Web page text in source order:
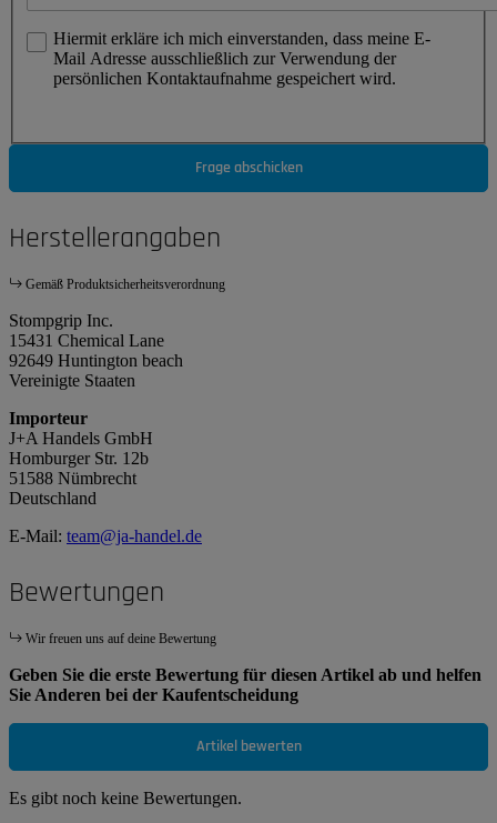
Hiermit erkläre ich mich einverstanden, dass meine E-
Mail Adresse ausschließlich zur Verwendung der
persönlichen Kontaktaufnahme gespeichert wird.
Frage abschicken
Herstellerangaben
Gemäß Produktsicherheitsverordnung
Stompgrip Inc.
15431 Chemical Lane
92649 Huntington beach
Vereinigte Staaten
Importeur
J+A Handels GmbH
Homburger Str. 12b
51588 Nümbrecht
Deutschland
E-Mail: team@ja-handel.de
Bewertungen
Wir freuen uns auf deine Bewertung
Geben Sie die erste Bewertung für diesen Artikel ab und helfen
Sie Anderen bei der Kaufentscheidung
Artikel bewerten
Es gibt noch keine Bewertungen.